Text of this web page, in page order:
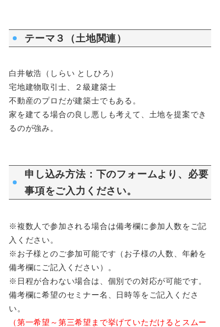
テーマ３（土地関連）
白井敏浩（しらい としひろ）
宅地建物取引士、２級建築士
不動産のプロだが建築士でもある。
家を建てる場合の良し悪しも考えて、土地を提案でき
るのが強み。
申し込み方法：下のフォームより、必要
事項をご入力ください。
※複数人で参加される場合は備考欄に参加人数をご記
入ください。
※お子様とのご参加可能です（お子様の人数、年齢を
備考欄にご記入ください）。
※日程が合わない場合は、個別での対応が可能です。
備考欄に希望のセミナー名、日時等をご記入くださ
い。
（第一希望～第三希望まで挙げていただけるとスムー